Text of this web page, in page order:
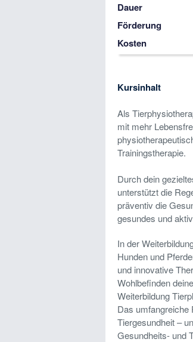
Dauer
Förderung
Kosten
Kursinhalt
Als
mit mehr
Trainingstherapie.
Durch dein
unterstützt die
präventiv die
gesundes und
In der
Hunden und
und innovative
Wohlbefinden
Weiterbildung
Das umfangreiche
Tiergesundheit –
Gesundheits- und